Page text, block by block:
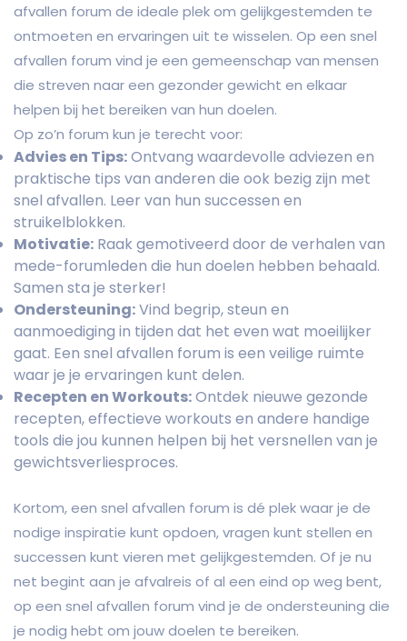
afvallen forum de ideale plek om gelijkgestemden te
ontmoeten en ervaringen uit te wisselen. Op een snel
afvallen forum vind je een gemeenschap van mensen
die streven naar een gezonder gewicht en elkaar
helpen bij het bereiken van hun doelen.
Op zo’n forum kun je terecht voor:
Advies en Tips:Ontvang waardevolle adviezen en
praktische tips van anderen die ook bezig zijn met
snel afvallen. Leer van hun successen en
struikelblokken.
Motivatie: Raak gemotiveerd door de verhalen van
mede-forumleden die hun doelen hebben behaald.
Samen sta je sterker!
Ondersteuning:Vind begrip, steun en
aanmoediging in tijden dat het even wat moeilijker
gaat. Een snel afvallen forum is een veilige ruimte
waar je je ervaringen kunt delen.
Recepten en Workouts:Ontdek nieuwe gezonde
recepten, effectieve workouts en andere handige
tools die jou kunnen helpen bij het versnellen van je
gewichtsverliesproces.
Kortom, een snel afvallen forum is dé plek waar je de
nodige inspiratie kunt opdoen, vragen kunt stellen en
successen kunt vieren met gelijkgestemden. Of je nu
net begint aan je afvalreis of al een eind op weg bent,
op een snel afvallen forum vind je de ondersteuning die
je nodig hebt om jouw doelen te bereiken.